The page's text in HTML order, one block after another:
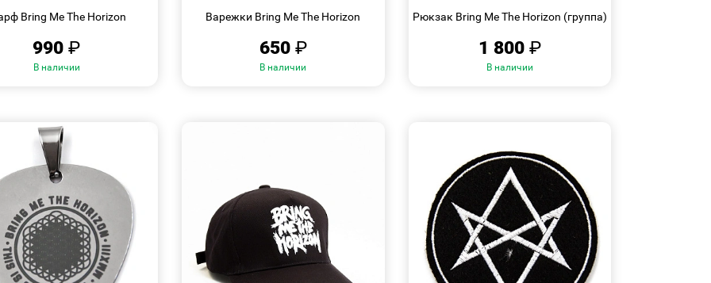
Bring Me The Horizon
990₽
В наличии
Варежки Bring Me The Horizon
650 ₽
В наличии
Рюкзак Bring Me The Horizon (группа)
1 800 ₽
В наличии